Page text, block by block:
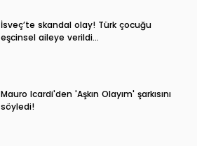
İsveç’te skandal olay! Türk çocuğu
eşcinsel aileye verildi…
Mauro Icardi'den 'Aşkın Olayım' şarkısını
söyledi!